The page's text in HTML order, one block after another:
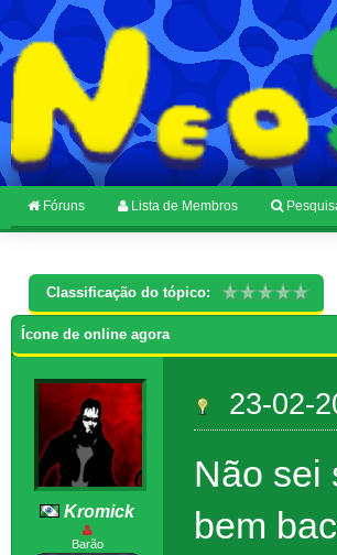
Fóruns Lista de Membros
Classificação do tópico:
Ícone de online agora
Kromick
Barão
23-02-
Não sei
bem